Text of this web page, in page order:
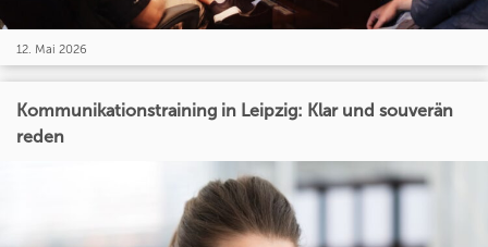
12. Mai 2026
Kommunikationstraining in Leipzig: Klar und souverän
reden